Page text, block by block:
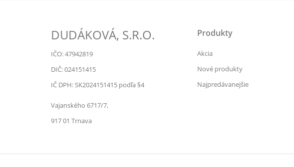
DUDÁKOVÁ, S.R.O.
IČO: 47942819
DIČ: 024151415
IČ DPH: SK2024151415 podľa §4
Vajanského 6717/7,
917 01 Trnava
Produkty
Akcia
Nové produkty
Najpredávanejšie